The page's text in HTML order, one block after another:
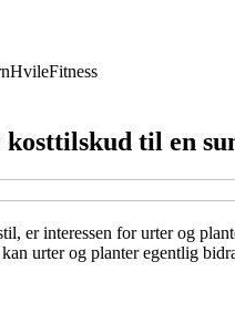
HvileFitness
til en
er interessen for urter og
urter og planter egentlig